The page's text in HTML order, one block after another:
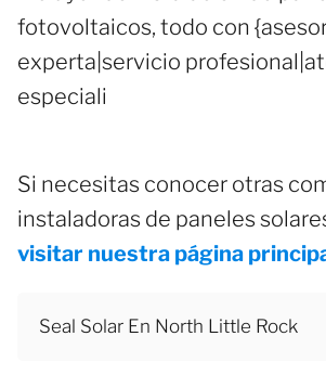
fotovoltaicos, todo con
experta|servicio
especiali
Si necesitas conocer otras
instaladoras de paneles
visitar nuestra página
Seal Solar En North Little Rock